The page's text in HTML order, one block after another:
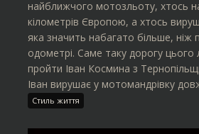
найближчого мотозльоту, хтось
кілометрів Європою, а хтось
яка значить набагато більше, ніж
одометрі. Саме таку дорогу цього
пройти Іван Космина з
Іван вирушає у мотомандрівку
Стиль життя